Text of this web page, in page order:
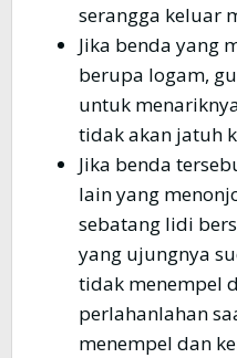
serangga keluar
Jika benda yang
berupa logam,
untuk
tidak akan jatuh
Jika benda
lain yang
sebatang lidi
yang ujungnya
tidak menempel
perlahanlahan
menempel dan